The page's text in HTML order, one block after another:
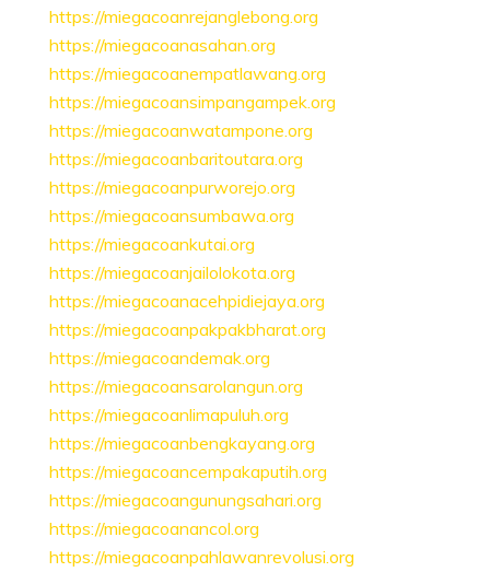
https://miegacoanrejanglebong.org
https://miegacoanasahan.org
https://miegacoanempatlawang.org
https://miegacoansimpangampek.org
https://miegacoanwatampone.org
https://miegacoanbaritoutara.org
https://miegacoanpurworejo.org
https://miegacoansumbawa.org
https://miegacoankutai.org
https://miegacoanjailolokota.org
https://miegacoanacehpidiejaya.org
https://miegacoanpakpakbharat.org
https://miegacoandemak.org
https://miegacoansarolangun.org
https://miegacoanlimapuluh.org
https://miegacoanbengkayang.org
https://miegacoancempakaputih.org
https://miegacoangunungsahari.org
https://miegacoanancol.org
https://miegacoanpahlawanrevolusi.org